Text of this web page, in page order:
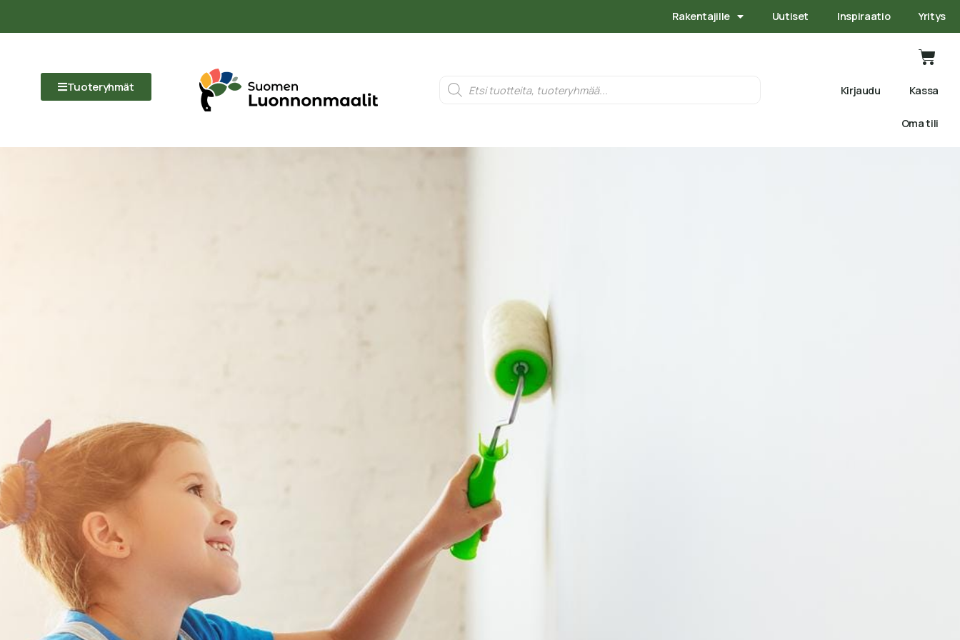
Rakentajille Uutiset Inspiraatio Yritys
Tuoteryhmät Kirjaudu Kassa
Oma tili